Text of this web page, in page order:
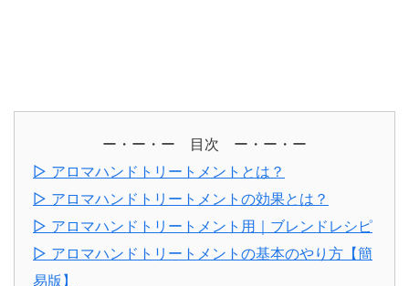
ー・ー・ー 目次 ー・ー・ー
▷ アロマハンドトリートメントとは？
▷ アロマハンドトリートメントの効果とは？
▷ アロマハンドトリートメント用｜ブレンドレシピ
▷ アロマハンドトリートメントの基本のやり方【簡
易版】